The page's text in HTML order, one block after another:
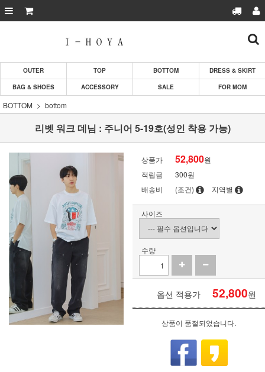
OUTER TOP BOTTOM
DRESS & SKIRT
BAG & SHOES
ACCESSORY SALE FOR MOM
BOTTOM bottom
리벳 워크 데님 : 주니어 5-19호(성인 착용 가능)
상품가 52,800원
적립금
300원
배송비
(조건) 지역별
사이즈
수량
옵션 적용가 52,800원
상품이 품절되었습니다.